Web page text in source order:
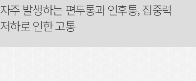
자주 발생하는 편두통과 인후통, 집중력
저하로 인한 고통